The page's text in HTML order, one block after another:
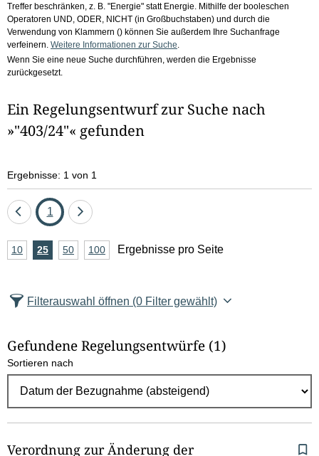
h
Treffer beschränken, z. B. "Energie" statt Energie. Mithilfe der booleschen
Operatoren UND, ODER, NICHT (in Großbuchstaben) und durch die
Verwendung von Klammern () können Sie außerdem Ihre Suchanfrage
verfeinern. Weitere Informationen zur Suche
Wenn Sie eine neue Suche durchführen, werden die Ergebnisse
zurückgesetzt.
Ein Regelungsentwurf zur Suche nach
»"403/24"« gefunden
Ergebnisse: 1 von 1
Eine
zurück
Seite
1
Eine
vor
A
z
l
E
g
e
b
10Ergebnisse
25Ergebnisse
50Ergebnisse
100Ergebnisse
Ergebnisse pro Seite
Filterauswahl öffnen (0 Filter gewählt)
Gefundene Regelungsentwürfe (1)
Sortieren nach
Verordnung zur Änderung der